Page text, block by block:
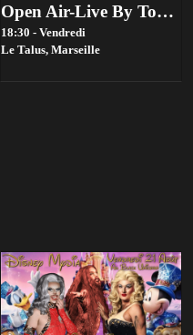
Open Air-Live By Toupie Sound X Slowmow
18:30 - Vendredi
Le Talus, Marseille